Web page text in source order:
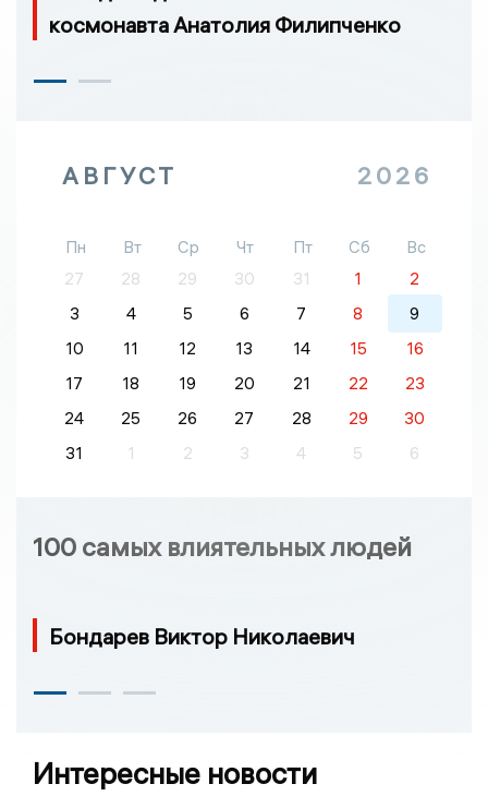
космонавта Анатолия Филипченко
АВГУСТ 2026
Пн Вт Ср Чт Пт Сб
Вс
27
28 29 30 31 1
2
3
4 5 6 7 8
9
10
11 12 13 14 15
16
17
18 19 20 21 22
23
24
25 26 27 28 29
30
31
1 2 3 4 5 6
100 самых влиятельных людей
Бондарев Виктор Николаевич
Интересные новости